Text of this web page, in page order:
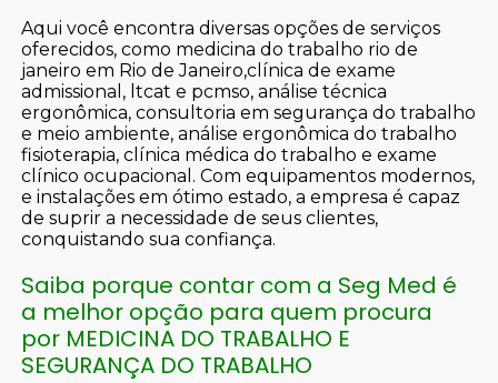
Aqui você encontra diversas opções de serviços
oferecidos, como medicina do trabalho rio de
janeiro em Rio de Janeiro,clínica de exame
admissional, ltcat e pcmso, análise técnica
ergonômica, consultoria em segurança do trabalho
e meio ambiente, análise ergonômica do trabalho
fisioterapia, clínica médica do trabalho e exame
clínico ocupacional. Com equipamentos modernos,
e instalações em ótimo estado, a empresa é capaz
de suprir a necessidade de seus clientes,
conquistando sua confiança.
Saiba porque contar com a Seg Med é
a melhor opção para quem procura
por MEDICINA DO TRABALHO E
SEGURANÇA DO TRABALHO